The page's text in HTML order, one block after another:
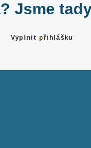
Jsme
Vyplnit přihlášku